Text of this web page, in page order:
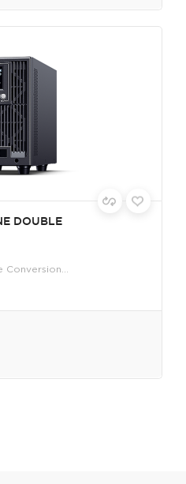
DOUBLE
Conversion...